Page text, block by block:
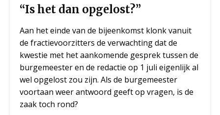
“Is het dan opgelost?”
Aan het einde van de bijeenkomst klonk vanuit
de fractievoorzitters de verwachting dat de
kwestie met het aankomende gesprek tussen de
burgemeester en de redactie op 1 juli eigenlijk al
wel opgelost zou zijn. Als de burgemeester
voortaan weer antwoord geeft op vragen, is de
zaak toch rond?